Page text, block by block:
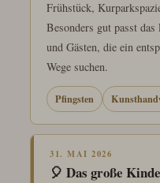
Frühstück,
Besonders gut passt
und Gästen, die ein
Wege suchen.
Pfingsten
31. MAI 2026
🎈 Das große